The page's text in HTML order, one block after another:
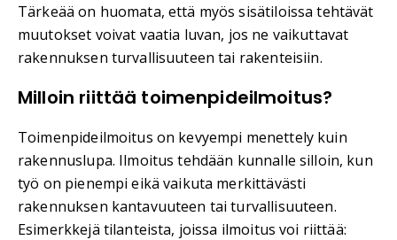
Tärkeää on huomata, että myös sisätiloissa tehtävät
muutokset voivat vaatia luvan, jos ne vaikuttavat
rakennuksen turvallisuuteen tai rakenteisiin.
Milloin riittää toimenpideilmoitus?
Toimenpideilmoitus on kevyempi menettely kuin
rakennuslupa. Ilmoitus tehdään kunnalle silloin, kun
työ on pienempi eikä vaikuta merkittävästi
rakennuksen kantavuuteen tai turvallisuuteen.
Esimerkkejä tilanteista, joissa ilmoitus voi riittää: